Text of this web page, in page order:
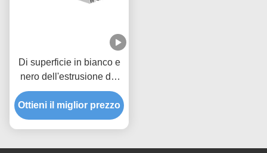
Di superficie in bianco e
nero dell'estrusione del
LED del quadrato
17*15mm della copertura
di alluminio del PC
Ottieni il miglior prezzo